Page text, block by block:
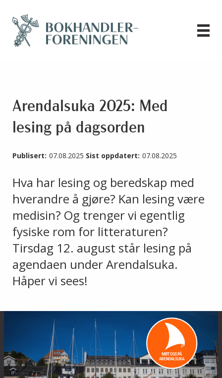
Arendalsuka 2025: Med
lesing på dagsorden
Publisert: 07.08.2025 Sist oppdatert: 07.08.2025
Hva har lesing og beredskap med
hverandre å gjøre? Kan lesing være
medisin? Og trenger vi egentlig
fysiske rom for litteraturen?
Tirsdag 12. august står lesing på
agendaen under Arendalsuka.
Håper vi sees!